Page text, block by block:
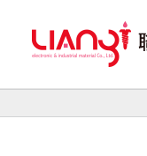
content